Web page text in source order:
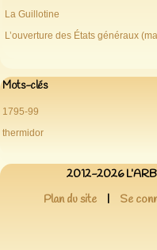
La Guillotine
L’ouverture des États généraux
Mots-clés
1795-99
thermidor
2012-2026
Plan du site
| Se